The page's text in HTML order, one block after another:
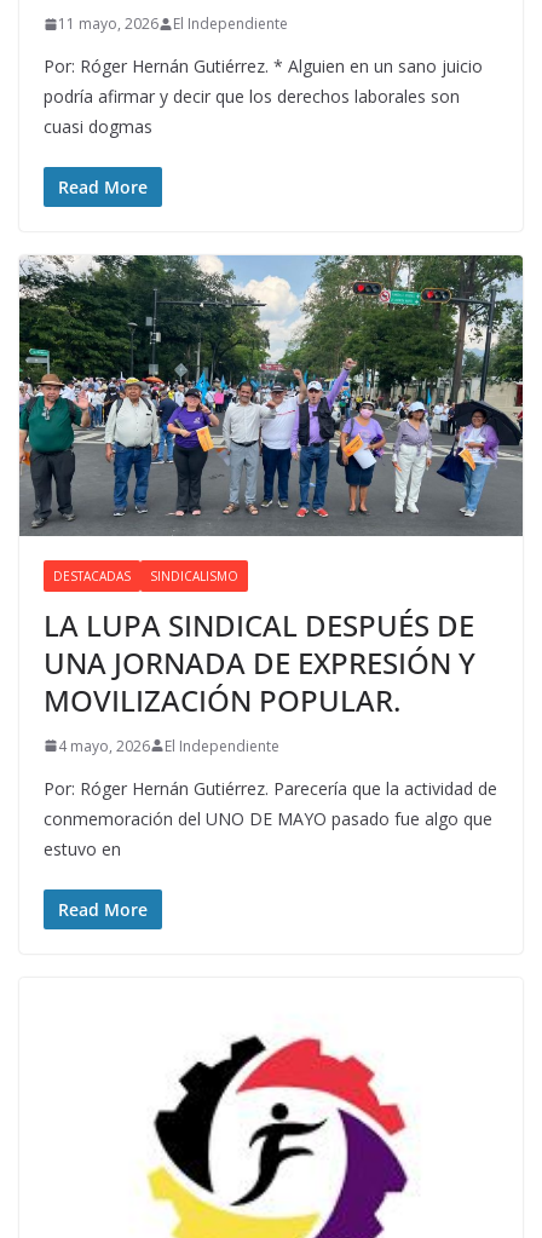
11 mayo, 2026 El Independiente
Por: Róger Hernán Gutiérrez. * Alguien en un sano juicio
podría afirmar y decir que los derechos laborales son
cuasi dogmas
Read More
DESTACADAS SINDICALISMO
LA LUPA SINDICAL DESPUÉS DE
UNA JORNADA DE EXPRESIÓN Y
MOVILIZACIÓN POPULAR.
4 mayo, 2026 El Independiente
Por: Róger Hernán Gutiérrez. Parecería que la actividad de
conmemoración del UNO DE MAYO pasado fue algo que
estuvo en
Read More